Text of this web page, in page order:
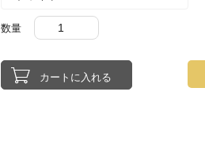
数量